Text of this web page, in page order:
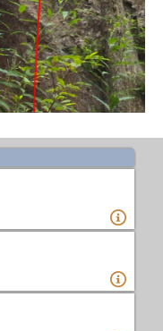

